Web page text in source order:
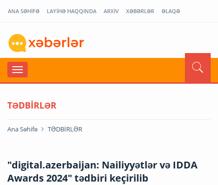
ANA SƏHİFƏ LAYİHƏ HAQQINDA ARXİV XƏBƏRLƏR ƏLAQƏ
TƏDBİRLƏR
Ana Səhifə TƏDBİRLƏR
"digital.azerbaijan: Nailiyyətlər və IDDA
Awards 2024" tədbiri keçirilib